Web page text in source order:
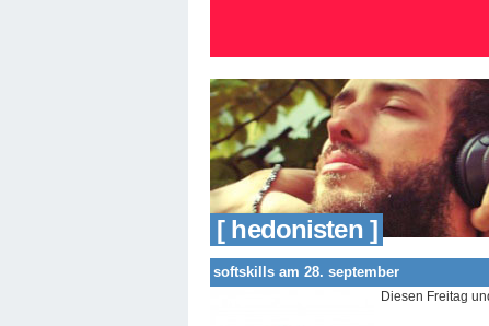
[ hedonisten ]
softskills am 28. september
Diesen Freitag